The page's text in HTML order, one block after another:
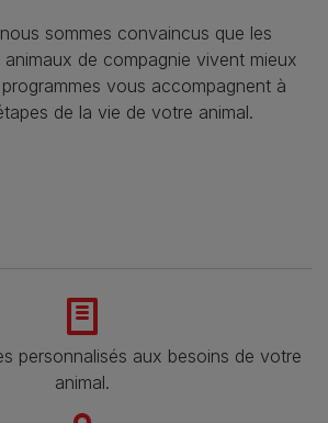
sommes convaincus que les
de compagnie vivent mieux
vous accompagnent à
de la vie de votre animal.​
personnalisés aux besoins de votre
animal​.